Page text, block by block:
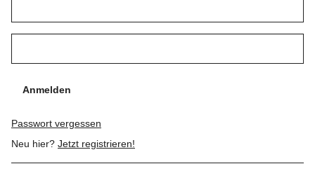
Anmelden
Passwort vergessen
Neu hier? Jetzt registrieren!